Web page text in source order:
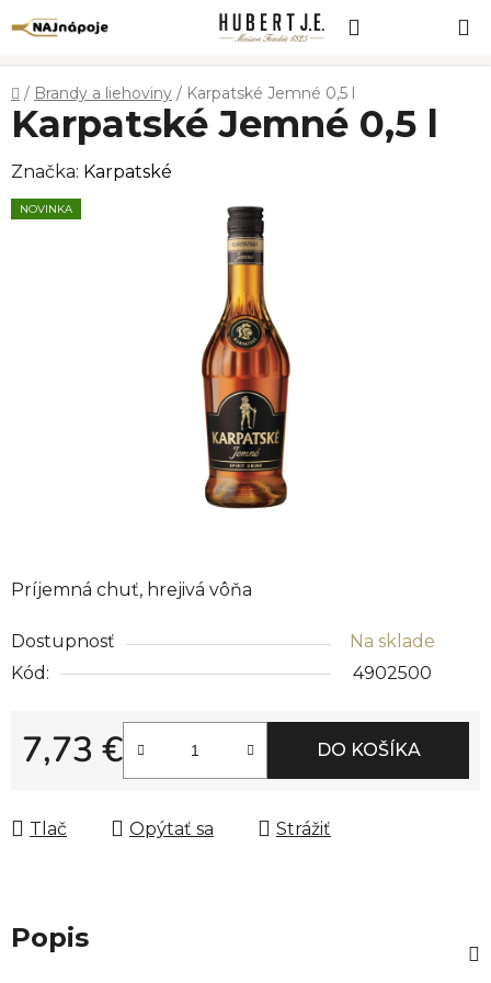
na
KOŠÍK
Domov
/ Brandy a liehoviny / Karpatské Jemné 0,5 l
Príjemná chuť, hrejivá vôňa
Dostupnosť
Na sklade
Kód:
4902500
7,73 €
Jednotková cena:
DO KOŠÍKA
Tlač Opýtať sa Strážiť
Karpatské Jemné 0,5 l
Značka: Karpatské
NOVINKA
Popis